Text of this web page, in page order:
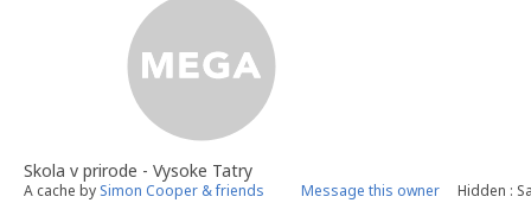
Skola v prirode - Vysoke Tatry
A cache by Simon Cooper & friends Message this owner Hidden :